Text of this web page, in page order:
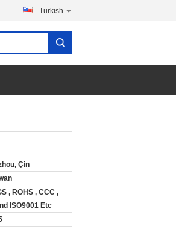
Turkish
Çin
, ROHS , CCC ,
ISO9001 Etc